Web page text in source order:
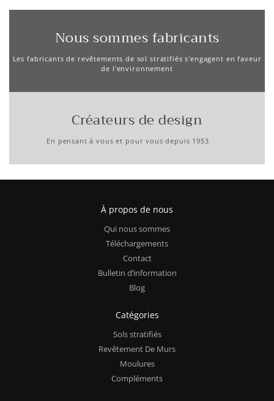
Nous sommes fabricants
Les fabricants de revêtements de sol stratifiés s'engagent en faveur
de l'environnement
Créateurs de design
En pensant à vous et pour vous depuis 1953
À propos de nous
Qui nous sommes
Téléchargements
Contact
Bulletin d’information
Blog
Catégories
Sols stratifiés
Revêtement De Murs
Moulures
Compléments